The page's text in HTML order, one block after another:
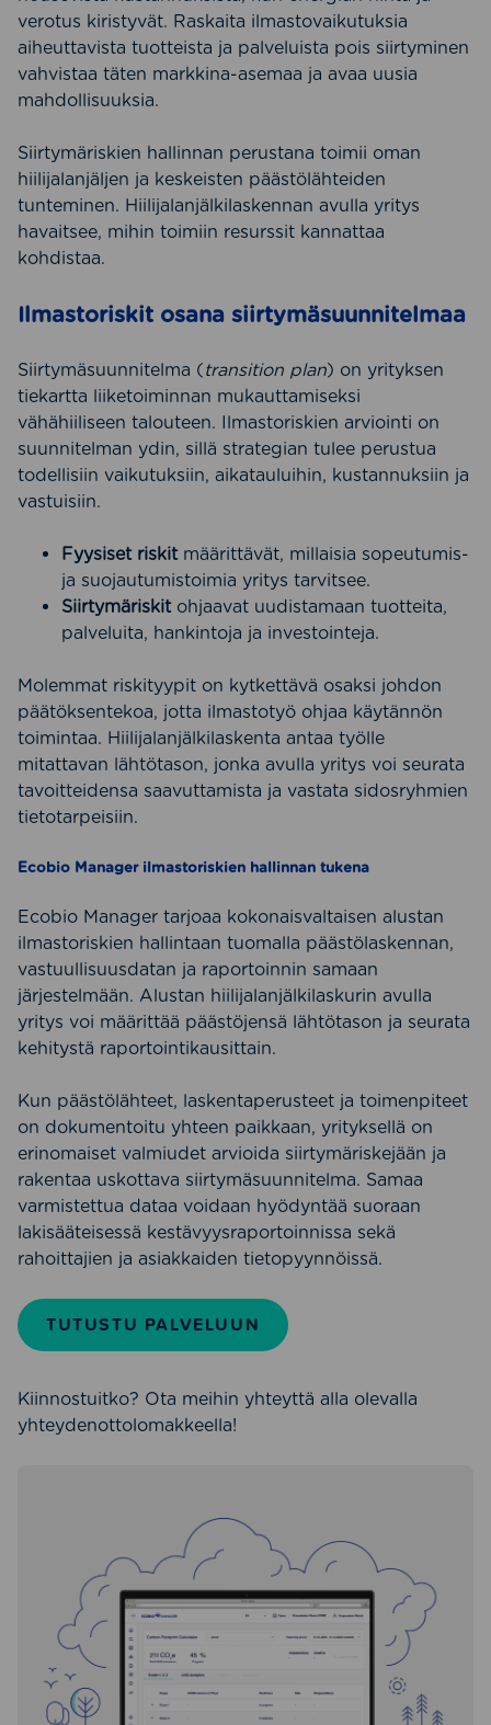
verotus kiristyvät. Raskaita ilmastovaikutuksia
aiheuttavista tuotteista ja palveluista pois siirtyminen
vahvistaa täten markkina-asemaa ja avaa uusia
mahdollisuuksia.
Siirtymäriskien hallinnan perustana toimii oman
hiilijalanjäljen ja keskeisten päästölähteiden
tunteminen. Hiilijalanjälkilaskennan avulla yritys
havaitsee, mihin toimiin resurssit kannattaa
kohdistaa.
Ilmastoriskit osana siirtymäsuunnitelmaa
Siirtymäsuunnitelma (transition plan) on yrityksen
tiekartta liiketoiminnan mukauttamiseksi
vähähiiliseen talouteen. Ilmastoriskien arviointi on
suunnitelman ydin, sillä strategian tulee perustua
todellisiin vaikutuksiin, aikatauluihin, kustannuksiin ja
vastuisiin.
Fyysiset riskitmäärittävät, millaisia sopeutumis-
ja suojautumistoimia yritys tarvitsee.
Siirtymäriskitohjaavat uudistamaan tuotteita,
palveluita, hankintoja ja investointeja.
Molemmat riskityypit on kytkettävä osaksi johdon
päätöksentekoa, jotta ilmastotyö ohjaa käytännön
toimintaa. Hiilijalanjälkilaskenta antaa työlle
mitattavan lähtötason, jonka avulla yritys voi seurata
tavoitteidensa saavuttamista ja vastata sidosryhmien
tietotarpeisiin.
Ecobio Manager ilmastoriskien hallinnan tukena
Ecobio Manager tarjoaa kokonaisvaltaisen alustan
ilmastoriskien hallintaan tuomalla päästölaskennan,
vastuullisuusdatan ja raportoinnin samaan
järjestelmään. Alustan hiilijalanjälkilaskurin avulla
yritys voi määrittää päästöjensä lähtötason ja seurata
kehitystä raportointikausittain.
Kun päästölähteet, laskentaperusteet ja toimenpiteet
on dokumentoitu yhteen paikkaan, yrityksellä on
erinomaiset valmiudet arvioida siirtymäriskejään ja
rakentaa uskottava siirtymäsuunnitelma. Samaa
varmistettua dataa voidaan hyödyntää suoraan
lakisääteisessä kestävyysraportoinnissa sekä
rahoittajien ja asiakkaiden tietopyynnöissä.
TUTUSTU PALVELUUN
Kiinnostuitko? Ota meihin yhteyttä alla olevalla
yhteydenottolomakkeella!